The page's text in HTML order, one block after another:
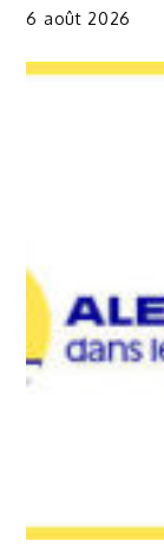
6 août 2026